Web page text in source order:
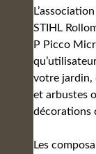
STIHL
P Picco
votre jardin,
et arbustes
décorations
Les